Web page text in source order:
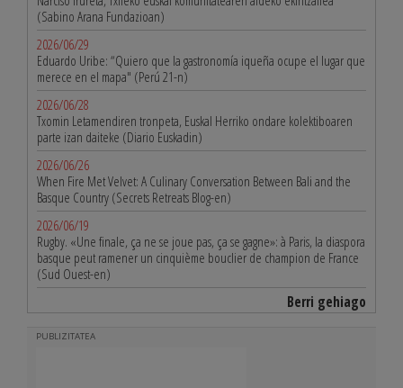
(Sabino Arana Fundazioan)
2026/06/29
Eduardo Uribe: “Quiero que la gastronomía iqueña ocupe el lugar que
merece en el mapa" (Perú 21-n)
2026/06/28
Txomin Letamendiren tronpeta, Euskal Herriko ondare kolektiboaren
parte izan daiteke (Diario Euskadin)
2026/06/26
When Fire Met Velvet: A Culinary Conversation Between Bali and the
Basque Country (Secrets Retreats Blog-en)
2026/06/19
Rugby. «Une finale, ça ne se joue pas, ça se gagne»: à Paris, la diaspora
basque peut ramener un cinquième bouclier de champion de France
(Sud Ouest-en)
Berri gehiago
PUBLIZITATEA